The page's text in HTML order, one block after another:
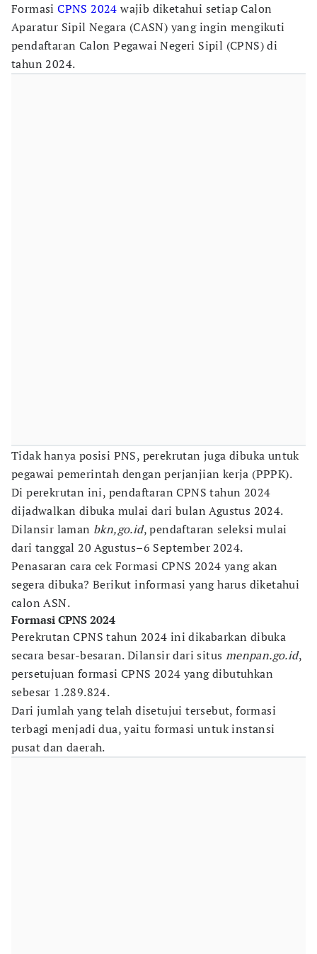
FormasiCPNS 2024 wajib diketahui setiap Calon
Aparatur Sipil Negara (CASN) yang ingin mengikuti
pendaftaran Calon Pegawai Negeri Sipil (CPNS) di
tahun 2024.
Tidak hanya posisi PNS, perekrutan juga dibuka untuk
pegawai pemerintah dengan perjanjian kerja (PPPK).
Di perekrutan ini, pendaftaran CPNS tahun 2024
dijadwalkan dibuka mulai dari bulan Agustus 2024.
Dilansir laman bkn,go.id, pendaftaran seleksi mulai
dari tanggal 20 Agustus–6 September 2024.
Penasaran cara cek Formasi CPNS 2024 yang akan
segera dibuka? Berikut informasi yang harus diketahui
calon ASN.
Formasi CPNS 2024
Perekrutan CPNS tahun 2024 ini dikabarkan dibuka
secara besar-besaran. Dilansir dari situs menpan.go.id,
persetujuan formasi CPNS 2024 yang dibutuhkan
sebesar 1.289.824.
Dari jumlah yang telah disetujui tersebut, formasi
terbagi menjadi dua, yaitu formasi untuk instansi
pusat dan daerah.